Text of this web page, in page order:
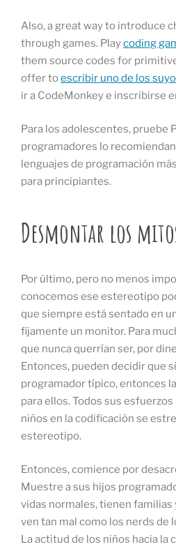
Also, a great way to introduce
through games. Playcoding
them source codes for
offer toescribir uno de los
ir a CodeMonkey e inscribirse
Para los adolescentes, pruebe
programadores lo
lenguajes de programación
para principiantes.
Desmontar los
Por último, pero no menos
conocemos ese estereotipo
que siempre está sentado en
fijamente un monitor. Para
que nunca querrían ser, por
Entonces, pueden decidir que
programador típico, entonces
para ellos. Todos sus
niños en la codificación se
estereotipo.
Entonces, comience por
Muestre a sus hijos
vidas normales, tienen familias
ven tan mal como los nerds de
La actitud de los niños hacia la